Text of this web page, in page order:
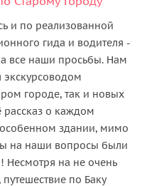
и по реализованной
гида и водителя -
все наши просьбы. Нам
экскурсоводом
городе, так и новых
рассказ о каждом
здании, мимо
на наши вопросы были
Несмотря на не очень
по Баку